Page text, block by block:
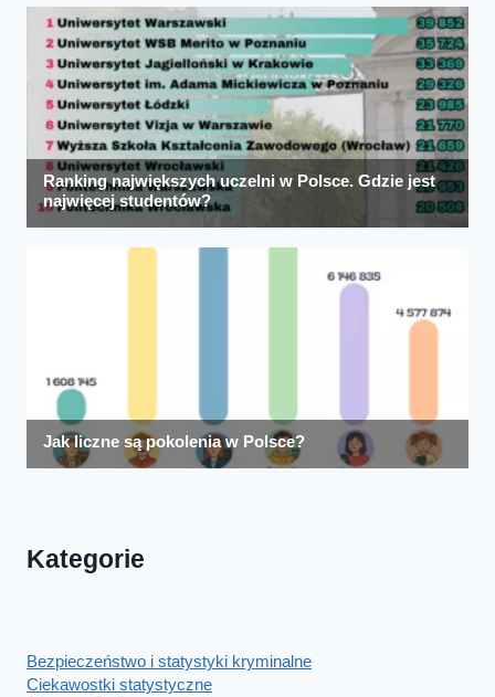
Kategorie
Bezpieczeństwo i statystyki kryminalne
Ciekawostki statystyczne